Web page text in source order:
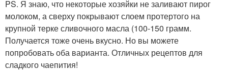
PS. Я знаю, что некоторые хозяйки не заливают пирог
молоком, а сверху покрывают слоем протертого на
крупной терке сливочного масла (100-150 грамм.
Получается тоже очень вкусно. Но вы можете
попробовать оба варианта. Отличных рецептов для
сладкого чаепития!